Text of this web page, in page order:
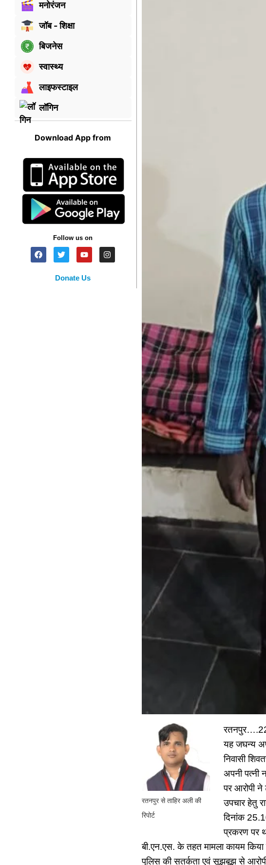
मनोरंजन
जॉब - शिक्षा
बिजनेस
स्वास्थ्य
लाइफस्टाइल
लॉगिन
Download App from
Follow us on
Donate Us
रतनपुर से ताहिर अली की
रिपोर्ट
रतनपुर….22
यह जघन्य
निवासी
अपनी पत्नी
पर आरोपी
उपचार हेतु
दिनांक
प्रकरण पर
बी.एन.एस. के तहत मामला कायम किया
पुलिस की सतर्कता एवं सूझबूझ से आरोपी